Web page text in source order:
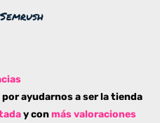
ayudarnos a ser la tienda
y conmás valoraciones